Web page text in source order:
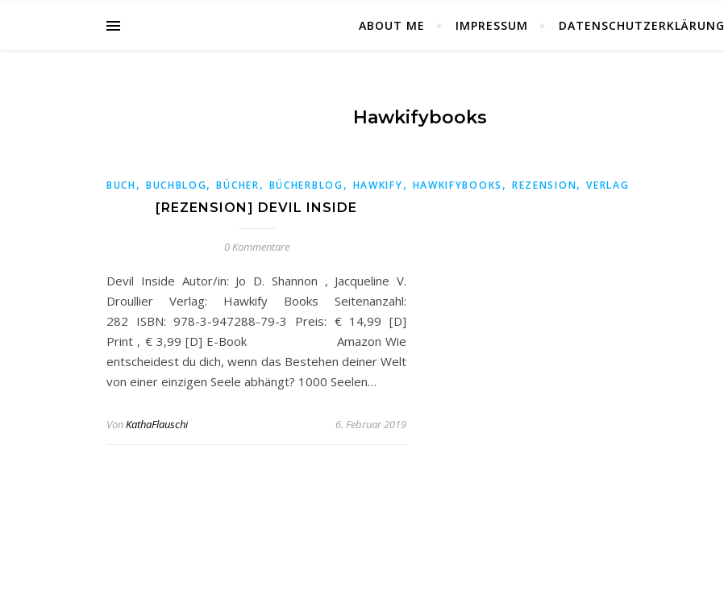
ABOUT ME IMPRESSUM DATENSCHUTZERKLÄRUNG
Hawkifybooks
BUCH, BUCHBLOG,BÜCHER, BÜCHERBLOG, HAWKIFY, HAWKIFYBOOKS , REZENSION,VERLAG
[REZENSION] DEVIL INSIDE
0 Kommentare
Devil Inside Autor/in: Jo D. Shannon , Jacqueline V.
Droullier Verlag: Hawkify Books Seitenanzahl:
282 ISBN: 978-3-947288-79-3 Preis: € 14,99 [D]
Print , € 3,99 [D] E-Book Amazon Wie
entscheidest du dich, wenn das Bestehen deiner Welt
von einer einzigen Seele abhängt? 1000 Seelen…
VonKathaFlauschi 6. Februar 2019